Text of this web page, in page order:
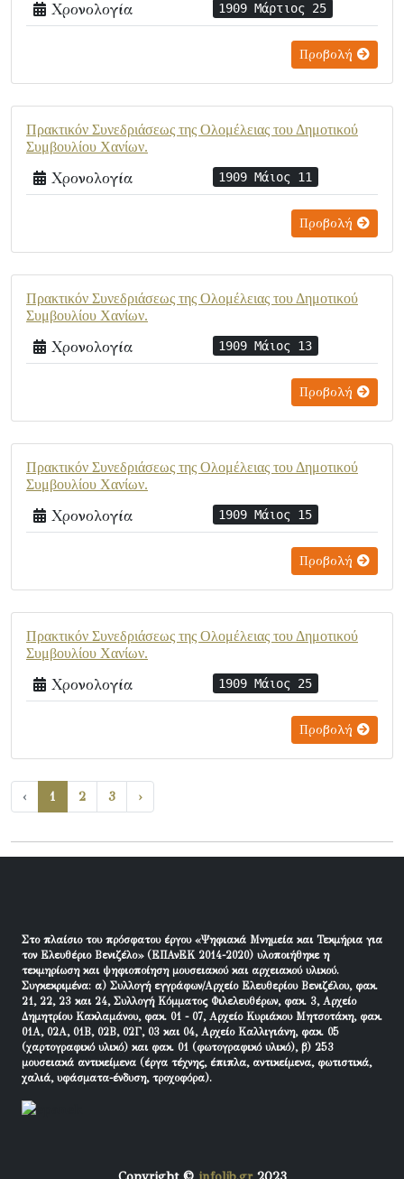
Χρονολογία 1909 Μάρτιος 25
Προβολή
Πρακτικόν Συνεδριάσεως της Ολομέλειας του Δημοτικού
Συμβουλίου Χανίων.
Χρονολογία 1909 Μάιος 11
Προβολή
Πρακτικόν Συνεδριάσεως της Ολομέλειας του Δημοτικού
Συμβουλίου Χανίων.
Χρονολογία 1909 Μάιος 13
Προβολή
Πρακτικόν Συνεδριάσεως της Ολομέλειας του Δημοτικού
Συμβουλίου Χανίων.
Χρονολογία 1909 Μάιος 15
Προβολή
Πρακτικόν Συνεδριάσεως της Ολομέλειας του Δημοτικού
Συμβουλίου Χανίων.
Χρονολογία 1909 Μάιος 25
Προβολή
‹ 1 2 3 ›
Στο πλαίσιο του πρόσφατου έργου «Ψηφιακά Μνημεία και Τεκμήρια για
τον Ελευθέριο Βενιζέλο» (ΕΠΑνΕΚ 2014-2020) υλοποιήθηκε η
τεκμηρίωση και ψηφιοποίηση μουσειακού και αρχειακού υλικού.
Συγκεκριμένα: α) Συλλογή εγγράφων/Αρχείο Ελευθερίου Βενιζέλου, φακ.
21, 22, 23 και 24, Συλλογή Κόμματος Φιλελευθέρων, φακ. 3, Αρχείο
Δημητρίου Κακλαμάνου, φακ. 01 - 07, Αρχείο Κυριάκου Μητσοτάκη, φακ.
01Α, 02Α, 01Β, 02Β, 02Γ, 03 και 04, Αρχείο Καλλιγιάνη, φακ. 05
(χαρτογραφικό υλικό) και φακ. 01 (φωτογραφικό υλικό), β) 253
μουσειακά αντικείμενα (έργα τέχνης, έπιπλα, αντικείμενα, φωτιστικά,
χαλιά, υφάσματα-ένδυση, τροχοφόρα).